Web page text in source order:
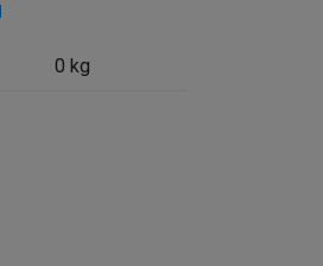
0 kg